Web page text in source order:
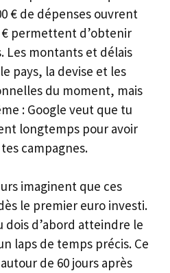
€ de dépenses ouvrent
€ permettent d’obtenir
Les montants et délais
pays, la devise et les
du moment, mais
: Google veut que tu
longtemps pour avoir
campagnes.
imaginent que ces
le premier euro investi.
dois d’abord atteindre le
laps de temps précis. Ce
de 60 jours après